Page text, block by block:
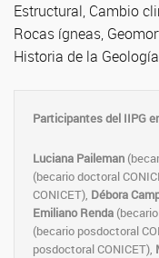
Estructural, Cambio
Rocas ígneas,
Historia de la
Participantes del IIPG
Luciana Paileman
(becario doctoral
CONICET), Débora
Emiliano Renda
(becario posdoctoral
posdoctoral CONICET),